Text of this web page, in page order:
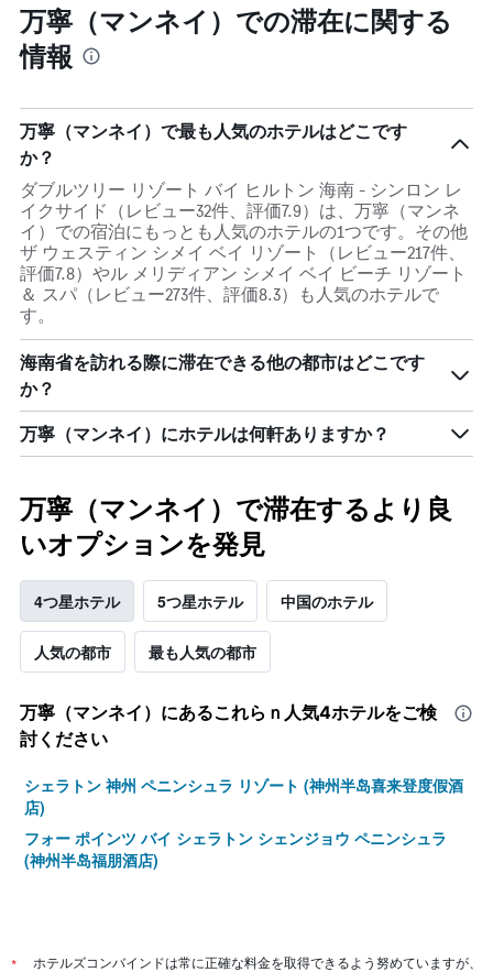
ー
を
表
し
ま
す。
表
の
Y
軸
1
本
は、
過
去
3
日
間
に
見
か
っ
た
本
日
の
客
の
均
料
金
表
し
い
ま
万寧（マンネイ）での滞在に関する
情報
万寧（マンネイ）で最も人気のホテルはどこです
か？
ダブルツリー リゾート バイ ヒルトン 海南 - シンロン レ
イクサイド（レビュー32件、評価7.9）は、万寧（マンネ
イ）での宿泊にもっとも人気のホテルの1つです。その他
ザ ウェスティン シメイ ベイ リゾート（レビュー217件、
評価7.8）やル メリディアン シメイ ベイ ビーチ リゾート
＆ スパ（レビュー273件、評価8.3）も人気のホテルで
す。
海南省を訪れる際に滞在できる他の都市はどこです
か？
万寧（マンネイ）にホテルは何軒ありますか？
万寧（マンネイ）で滞在するより良
いオプションを発見
4つ星ホテル 5つ星ホテル 中国のホテル
人気の都市 最も人気の都市
万寧（マンネイ）​にあるこれらｎ人気4ホテルをご検
討ください
シェラトン 神州 ペニンシュラ リゾート (神州半岛喜来登度假酒
店)
フォー ポインツ バイ シェラトン シェンジョウ ペニンシュラ
(神州半岛福朋酒店)
* ホテルズコンバインドは常に正確な料金を取得できるよう努めていますが、